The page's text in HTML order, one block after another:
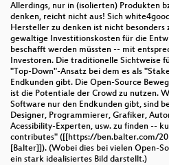
Allerdings, nur in (isolierten) Produkten
denken, reicht nicht aus! Sich
Hersteller zu denken ist nicht besonders
gewaltige Investitionskosten für die
beschafft werden müssten -- mit
Investoren. Die traditionelle Sichtweise
"Top-Down"-Ansatz bei dem es als
Endkunden gibt. Die Open-Source
ist die Potentiale der Crowd zu nutzen.
Software nur den Endkunden gibt, sind
Designer, Programmierer, Grafiker,
Acessibility-Experten, usw. zu finden --
contributes" ([[https://ben.balter.com/
[Balter]]). (Wobei dies bei vielen Open-
ein stark idealisiertes Bild darstellt.)